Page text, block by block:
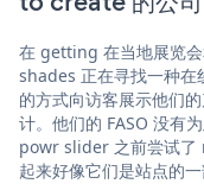
在 getting 在当地展览
shades 正在寻找一种在
的方式向访客展示他们
计。他们的 FASO 没有
powr slider 之前尝试
起来好像它们是站点的